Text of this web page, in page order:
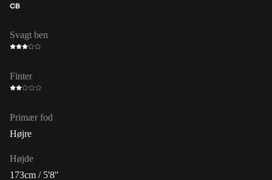
CB
Svagt ben
Finter
Primær fod
Højre
Højde
173cm / 5'8"